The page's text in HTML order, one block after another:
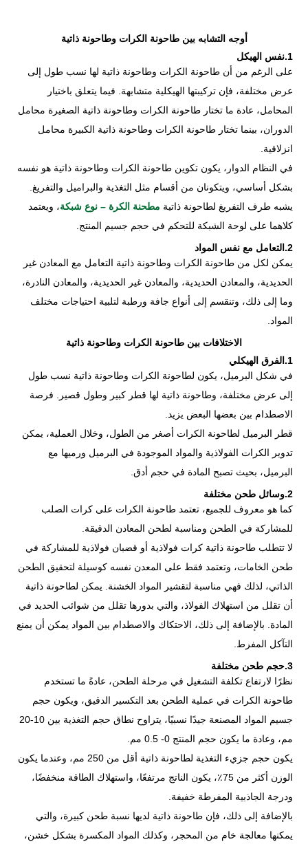
أوجه التشابه بين طاحونة الكرات وطاحونة ذاتية
1.نفس الهيكل
على الرغم من أن طاحونة الكرات وطاحونة ذاتية لها نسب طول إلى
عرض مختلفة، فإن تركيبتها الهيكلية متشابهة. فيما يتعلق باختيار
المحامل، عادة ما تختار طاحونة الكرات وطاحونة ذاتية الصغيرة محامل
الدوران، بينما تختار طاحونة الكرات وطاحونة ذاتية الكبيرة محامل
انزلاقية.
في النظام الدوار، يكون تكوين طاحونة الكرات وطاحونة ذاتية هو نفسه
بشكل أساسي، ويتكونان من أقسام مثل التغذية والبراميل والتفريغ.
يشبه طرف التفريغ لطاحونة ذاتية مطحنة الكرة – نوع شبكة، ويعتمد
كلاهما على لوحة الشبكة للتحكم في حجم جسيم المنتج.
2.التعامل مع نفس المواد
يمكن لكل من طاحونة الكرات وطاحونة ذاتية التعامل مع المعادن غير
الحديدية، والمعادن الحديدية، والمعادن غير الحديدية، والمعادن النادرة،
وما إلى ذلك، وتنقسم إلى أنواع جافة ورطبة لتلبية احتياجات مختلف
المواد.
الاختلافات بين طاحونة الكرات وطاحونة ذاتية
1.الفرق الهيكلي
في شكل البرميل، يكون لطاحونة الكرات وطاحونة ذاتية نسب طول
إلى عرض مختلفة، وطاحونة ذاتية لها قطر كبير وطول قصير. فرصة
الاصطدام بين بعضها البعض يزيد.
قطر البرميل لطاحونة الكرات أصغر من الطول، وخلال العملية، يمكن
تدوير الكرات الفولاذية والمواد الموجودة في البرميل ورميها مع
البرميل، بحيث تصبح المادة في حجم أدق.
2.وسائل طحن مختلفة
كما هو معروف للجميع، تعتمد طاحونة الكرات على كرات الصلب
للمشاركة في الطحن ومناسبة لطحن المعادن الدقيقة.
لا تتطلب طاحونة ذاتية كرات فولاذية أو قضبان فولاذية للمشاركة في
طحن الخامات، وتعتمد فقط على المعدن نفسه كوسيلة لتحقيق الطحن
الذاتي، لذلك فهي مناسبة لتقشير المواد الخشنة. يمكن لطاحونة ذاتية
أن تقلل من استهلاك الفولاذ، والتي بدورها تقلل من شوائب الحديد في
المادة. بالإضافة إلى ذلك، الاحتكاك والاصطدام بين المواد يمكن أن يمنع
التآكل المفرط.
3.حجم طحن مختلفة
نظرًا لارتفاع تكلفة التشغيل في مرحلة الطحن، عادةً ما تستخدم
طاحونة الكرات في عملية الطحن بعد التكسير الدقيق، ويكون حجم
جسيم المواد المصنعة جيدًا نسبيًا، يتراوح نطاق حجم التغذية بين 10-20
مم، وعادة ما يكون حجم المنتج 0- 0.5 مم.
يكون حجم جزيء التغذية لطاحونة ذاتية أقل من 250 مم، وعندما يكون
الوزن أكثر من 75٪، يكون الناتج مرتفعًا، واستهلاك الطاقة منخفضًا،
ودرجة الجاذبية المفرطة خفيفة.
بالإضافة إلى ذلك، فإن طاحونة ذاتية لديها نسبة طحن كبيرة، والتي
يمكنها معالجة خام من المحجر، وكذلك المواد المكسرة بشكل خشن،